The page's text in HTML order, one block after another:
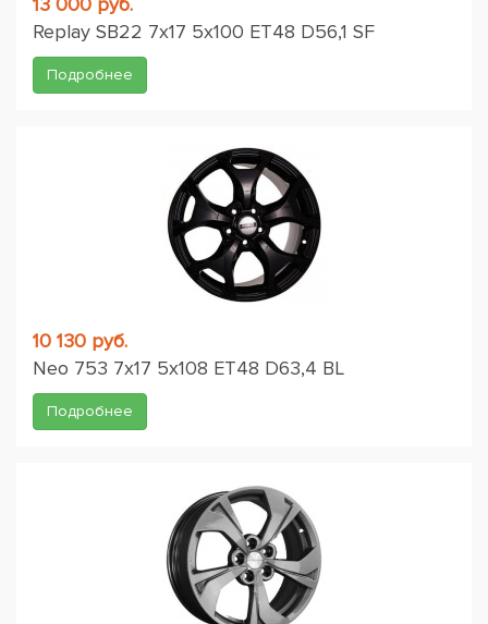
Replay SB22 7x17 5x100 ET48 D56,1 SF
Подробнее
10 130 руб.
Neo 753 7x17 5x108 ET48 D63,4 BL
Подробнее